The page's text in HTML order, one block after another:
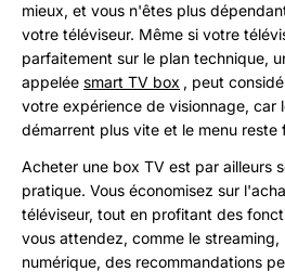
mieux, et vous n'êtes plus
votre téléviseur. Même si votre
parfaitement sur le plan technique,
appelée smart TV box , peut
votre expérience de visionnage, car
démarrent plus vite et le menu reste
Acheter une box TV est par ailleurs
pratique. Vous économisez sur
téléviseur, tout en profitant des
vous attendez, comme le
numérique, des recommandations